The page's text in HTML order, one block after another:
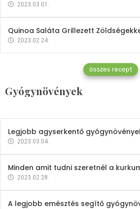
2023.03.01.
Quinoa Saláta Grillezett
2023.02.24.
összes recept
Gyógynövények
Gyógynövények
Mindent a petrezselyemről
2023.12.21.
Legjobb agyserkentő
2023.03.04.
Minden amit tudni szeretnél a
2023.02.28.
A legjobb emésztés segítő